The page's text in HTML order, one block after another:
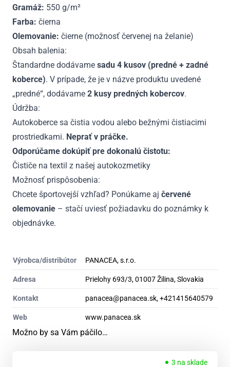
Gramáž: 550 g/m²
Farba: čierna
Olemovanie: čierne (možnosť červenej na želanie)
Obsah balenia:
Štandardne dodávame sadu 4 kusov (predné + zadné
koberce). V prípade, že je v názve produktu uvedené
„predné“, dodávame 2 kusy predných kobercov.
Údržba:
Autokoberce sa čistia vodou alebo bežnými čistiacimi
prostriedkami. Neprať v práčke.
Odporúčame dokúpiť pre dokonalú čistotu:
Čističe na textil z našej autokozmetiky
Možnosť prispôsobenia:
Chcete športovejší vzhľad? Ponúkame aj červené
olemovanie – stačí uviesť požiadavku do poznámky k
objednávke.
Výrobca/distribútor PANACEA, s.r.o.
Adresa Prielohy 693/3, 01007 Žilina, Slovakia
Kontakt panacea@panacea.sk, +421415640579
Web www.panacea.sk
Možno by sa Vám páčilo…
3 na sklade